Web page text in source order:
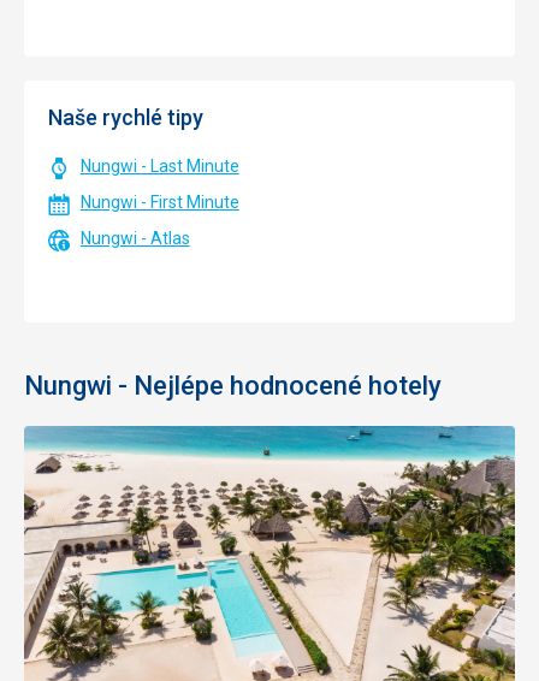
Naše rychlé tipy
Nungwi - Last Minute
Nungwi - First Minute
Nungwi - Atlas
Nungwi - Nejlépe hodnocené hotely